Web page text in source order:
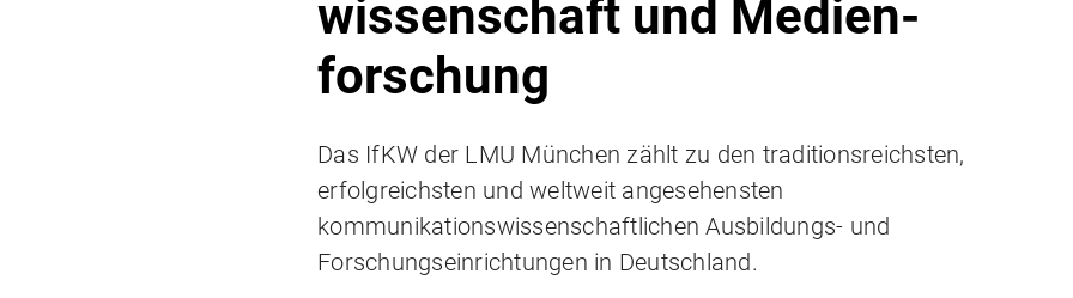
wissenschaft und Medien­
forschung
Das IfKW der LMU München zählt zu den traditionsreichsten,
erfolgreichsten und weltweit angesehensten
kommunikationswissenschaftlichen Ausbildungs- und
Forschungseinrichtungen in Deutschland.